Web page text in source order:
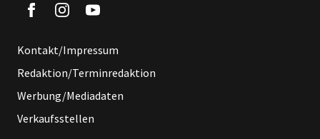
Kontakt/Impressum
Redaktion/Terminredaktion
Werbung/Mediadaten
Verkaufsstellen